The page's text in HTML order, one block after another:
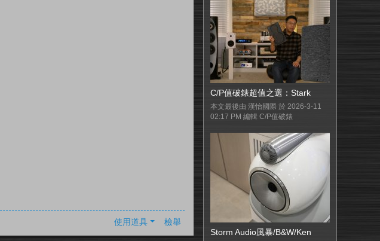
使用道具 檢舉
C/P值破錶超值之選：Stark
本文最後由 漢怡國際 於 2026-3-11
02:17 PM 編輯 C/P值破錶
Storm Audio風暴/B&W/Ken